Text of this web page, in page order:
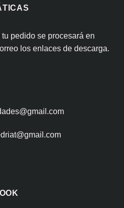
pedido se procesará en
los enlaces de descarga.